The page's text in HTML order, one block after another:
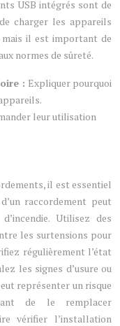
USB intégrés sont de
charger les appareils
mais il est important de
normes de sûreté.
: Expliquer pourquoi
leur utilisation
il est essentiel
raccordement peut
Utilisez des
les surtensions pour
régulièrement l’état
les signes d’usure ou
représenter un risque
de le remplacer
vérifier l’installation